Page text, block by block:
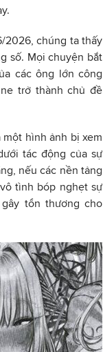
2026, chúng ta thấy
số. Mọi chuyện bắt
các ông lớn công
trở thành chủ đề
hình ảnh bị xem
tác động của sự
nếu các nền tảng
tình bóp nghẹt sự
tổn thương cho